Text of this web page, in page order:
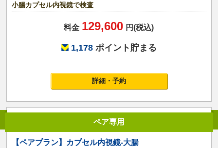
小腸カプセル内視鏡で検査
料金 129,600 円(税込)
1,178ポイント貯まる
詳細・予約
ペア専用
【ペアプラン】カプセル内視鏡-大腸